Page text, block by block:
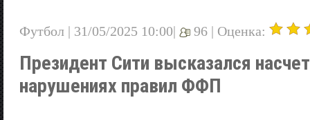
Футбол | 31/05/2025 10:00| 96 | Оценка:
Президент Сити высказался
нарушениях правил ФФП